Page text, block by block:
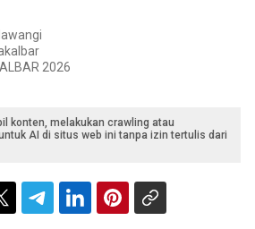
2026
konten, melakukan crawling atau
AI di situs web ini tanpa izin tertulis dari